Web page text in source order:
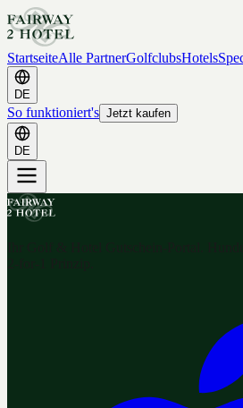
StartseiteAlle PartnerGolfclubsHotels
DE
So funktioniert's Jetzt kaufen
DE